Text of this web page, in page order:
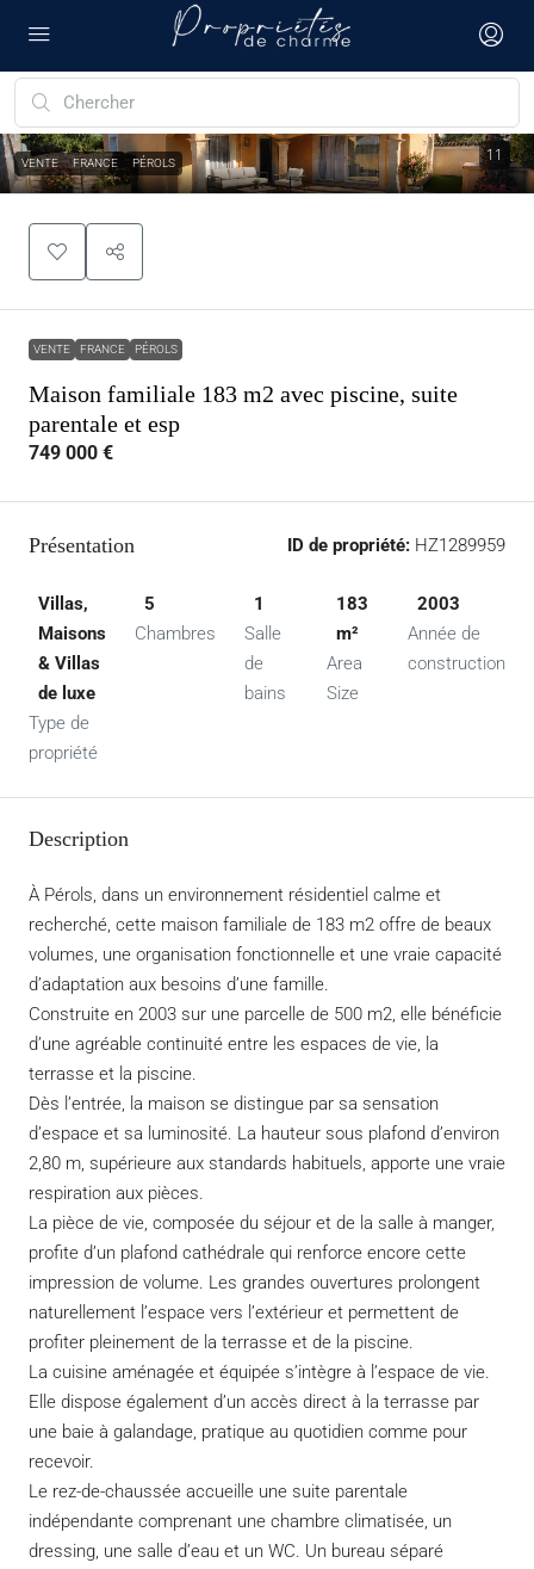
11
VENTE FRANCE PÉROLS
VENTE FRANCE PÉROLS
Maison familiale 183 m2 avec piscine, suite
parentale et esp
749 000 €
Présentation ID de propriété: HZ1289959
Villas,
Maisons
& Villas
de luxe
Type de
propriété
5
Chambres
1
Salle
de
bains
183
m²
Area
Size
2003
Année de
construction
Description
À Pérols, dans un environnement résidentiel calme et
recherché, cette maison familiale de 183 m2 offre de beaux
volumes, une organisation fonctionnelle et une vraie capacité
d’adaptation aux besoins d’une famille.
Construite en 2003 sur une parcelle de 500 m2, elle bénéficie
d’une agréable continuité entre les espaces de vie, la
terrasse et la piscine.
Dès l’entrée, la maison se distingue par sa sensation
d’espace et sa luminosité. La hauteur sous plafond d’environ
2,80 m, supérieure aux standards habituels, apporte une vraie
respiration aux pièces.
La pièce de vie, composée du séjour et de la salle à manger,
profite d’un plafond cathédrale qui renforce encore cette
impression de volume. Les grandes ouvertures prolongent
naturellement l’espace vers l’extérieur et permettent de
profiter pleinement de la terrasse et de la piscine.
La cuisine aménagée et équipée s’intègre à l’espace de vie.
Elle dispose également d’un accès direct à la terrasse par
une baie à galandage, pratique au quotidien comme pour
recevoir.
Le rez-de-chaussée accueille une suite parentale
indépendante comprenant une chambre climatisée, un
dressing, une salle d’eau et un WC. Un bureau séparé